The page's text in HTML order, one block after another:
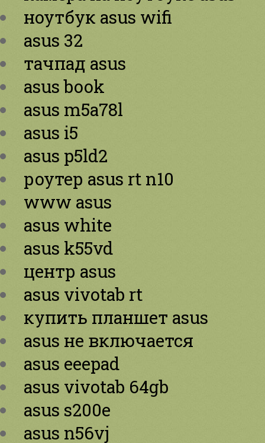
ноутбук asus wifi
asus 32
тачпад asus
asus book
asus m5a78l
asus i5
asus p5ld2
роутер asus rt n10
www asus
asus white
asus k55vd
центр asus
asus vivotab rt
купить планшет asus
asus не включается
asus eeepad
asus vivotab 64gb
asus s200e
asus n56vj